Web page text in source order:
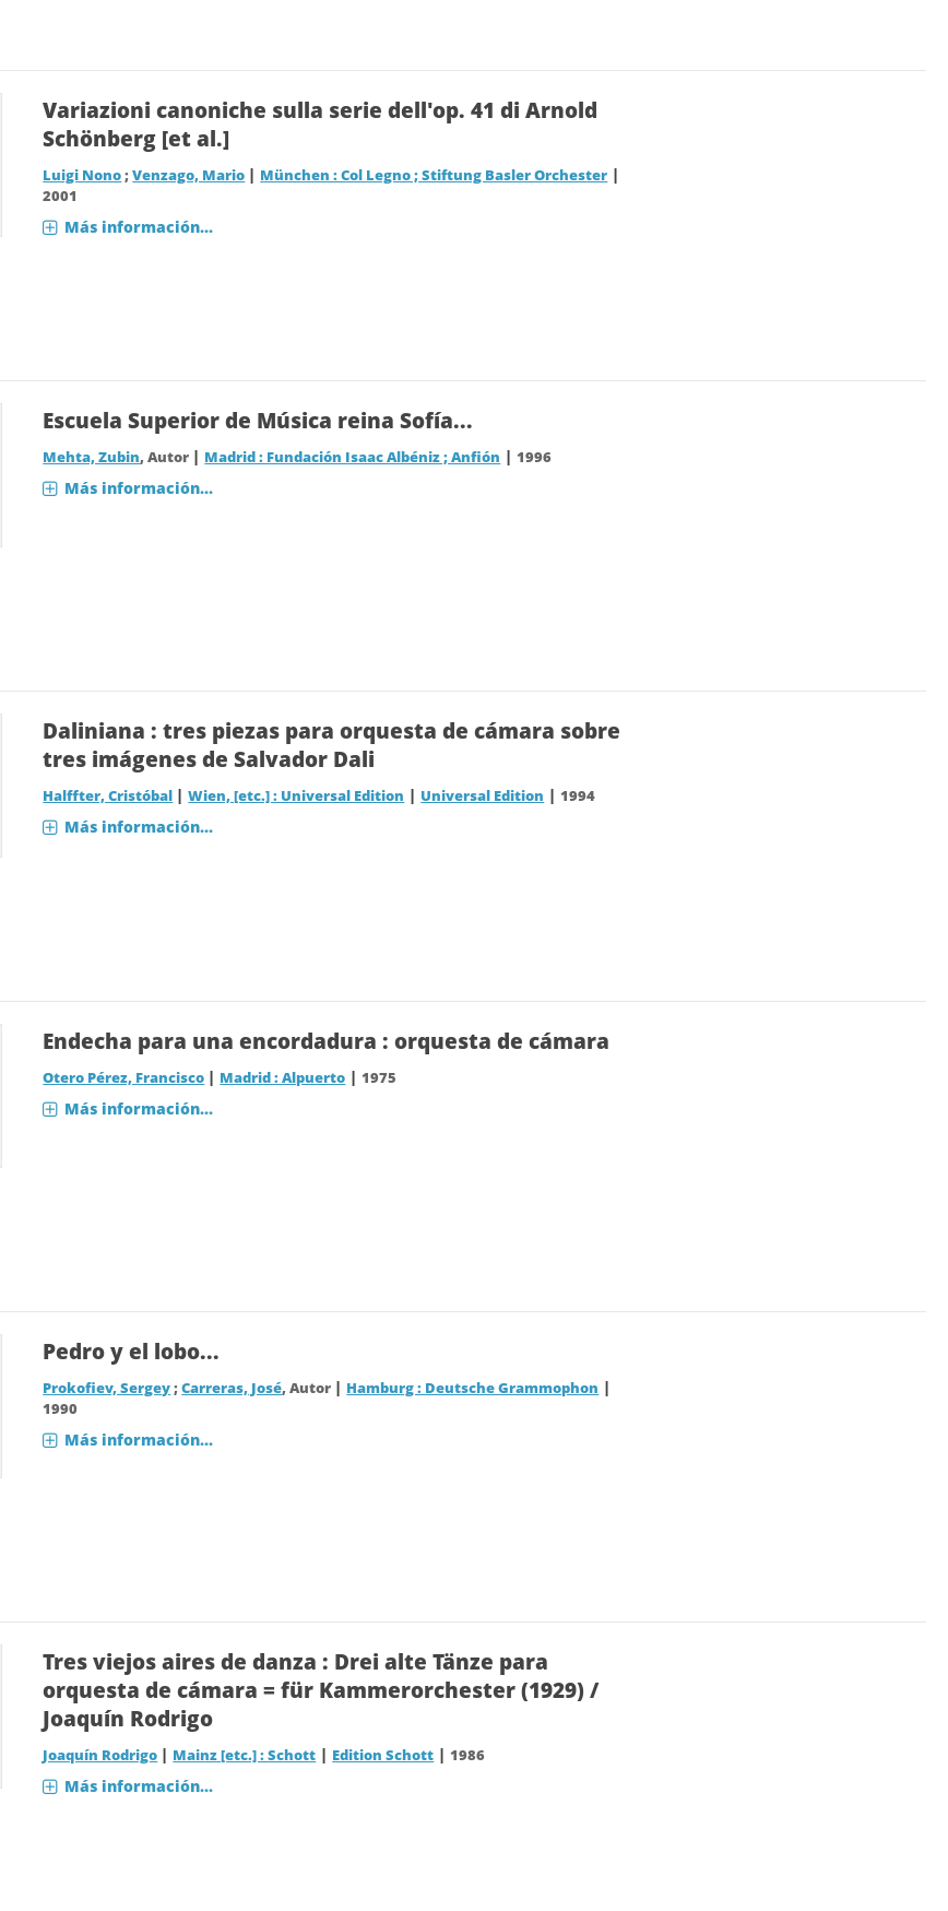
Variazioni canoniche sulla serie dell'op. 41 di Arnold
Schönberg [et al.]
Luigi Nono;Venzago, Mario | München : Col Legno ; Stiftung Basler Orchester |
2001
Más información...
Escuela Superior de Música reina Sofía...
Mehta, Zubin, Autor | Madrid : Fundación Isaac Albéniz ; Anfión |1996
Más información...
Daliniana : tres piezas para orquesta de cámara sobre
tres imágenes de Salvador Dali
Halffter, Cristóbal |Wien, [etc.] : Universal Edition | Universal Edition |1994
Más información...
Endecha para una encordadura : orquesta de cámara
Otero Pérez, Francisco | Madrid : Alpuerto |1975
Más información...
Pedro y el lobo...
Prokofiev, Sergey;Carreras, José, Autor | Hamburg : Deutsche Grammophon |
1990
Más información...
Tres viejos aires de danza : Drei alte Tänze para
orquesta de cámara = für Kammerorchester (1929) /
Joaquín Rodrigo
Joaquín Rodrigo | Mainz [etc.] : Schott | Edition Schott |1986
Más información...